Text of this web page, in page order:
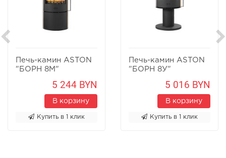
Печь-камин ASTON
"БОРН 8М"
5 244 BYN
В корзину
Купить в 1 клик
Печь-камин ASTON
"БОРН 8У"
5 016 BYN
В корзину
Купить в 1 клик